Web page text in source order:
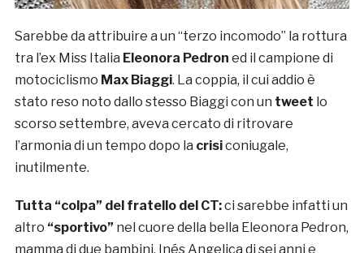
Sarebbe da attribuire a un “terzo incomodo” la rottura
tra l’ex Miss Italia Eleonora Pedron ed il campione di
motociclismo Max Biaggi. La coppia, il cui addio è
stato reso noto dallo stesso Biaggi con un tweet lo
scorso settembre, aveva cercato di ritrovare
l’armonia di un tempo dopo la crisiconiugale,
inutilmente.
Tutta “colpa” del fratello del CT:ci sarebbe infatti un
altro “sportivo” nel cuore della bella Eleonora Pedron,
mamma di due bambini, Inés Angelica di sei anni e